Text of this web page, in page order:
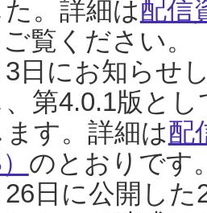
。詳細は配信
覧ください。
日にお知らせ
、第4.0.1版と
す。詳細は配
のとおりです
日に公開し